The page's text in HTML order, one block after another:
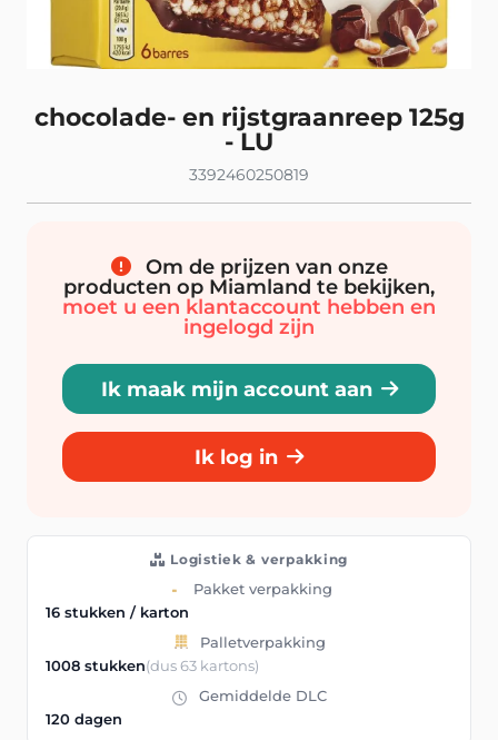
chocolade- en rijstgraanreep 125g
- LU
3392460250819
Om de prijzen van onze
producten op Miamland te bekijken,
moet u een klantaccount hebben en
ingelogd zijn
Ik maak mijn account aan
Ik log in
Logistiek & verpakking
Pakket verpakking
16 stukken / karton
Palletverpakking
1008 stukken(dus 63 kartons)
Gemiddelde DLC
120 dagen